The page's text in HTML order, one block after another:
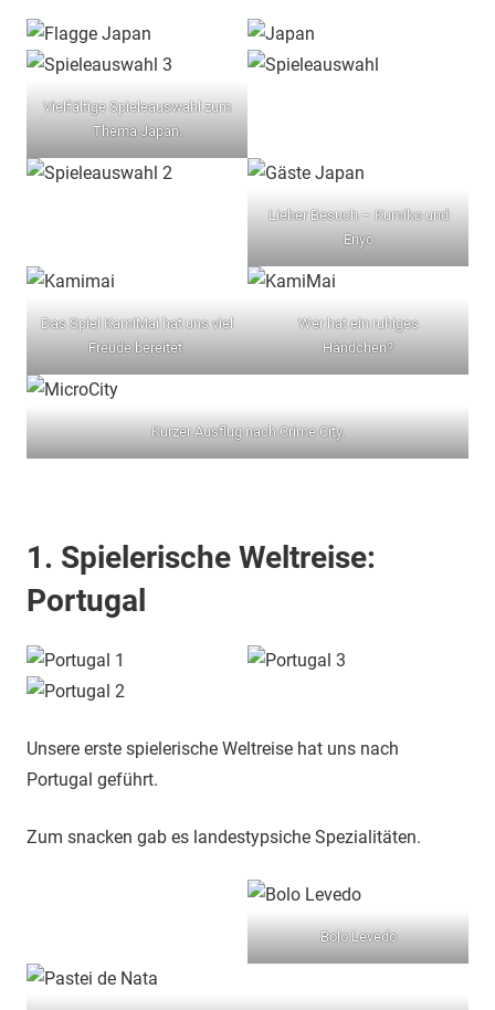
Vielfältige Spieleauswahl zum
Thema Japan.
Lieber Besuch – Kumiko und
Enyo
Das Spiel KamiMai hat uns viel
Freude bereitet.
Wer hat ein ruhiges
Händchen?
Kurzer Ausflug nach Crime City.
1. Spielerische Weltreise:
Portugal
Unsere erste spielerische Weltreise hat uns nach
Portugal geführt.
Zum snacken gab es landestypsiche Spezialitäten.
Bolo Levedo